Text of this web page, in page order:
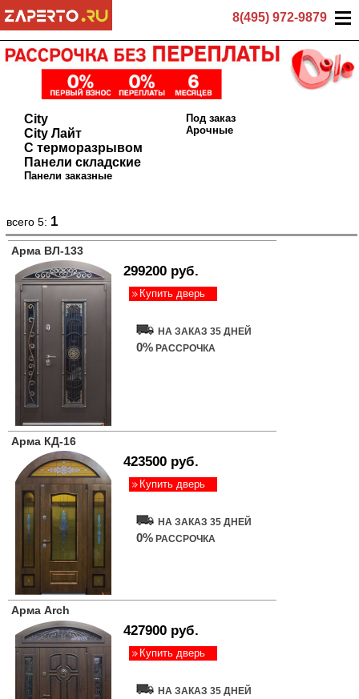
8(495) 972-9879
City
City Лайт
С терморазрывом
Панели складские
Панели заказные
Под заказ
Арочные
всего 5: 1
Арма ВЛ-133
299200 руб.
Купить дверь
НА ЗАКАЗ 35 ДНЕЙ
0% РАССРОЧКА
Арма КД-16
423500 руб.
Купить дверь
НА ЗАКАЗ 35 ДНЕЙ
0% РАССРОЧКА
Арма Arch
427900 руб.
Купить дверь
НА ЗАКАЗ 35 ДНЕЙ